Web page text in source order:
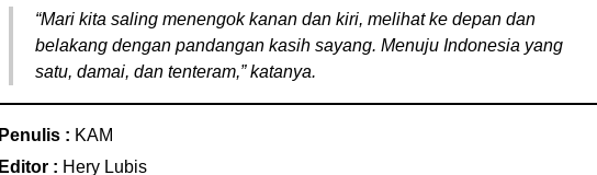
“Mari kita saling menengok kanan dan kiri, melihat ke depan dan
belakang dengan pandangan kasih sayang. Menuju Indonesia yang
satu, damai, dan tenteram,” katanya.
Penulis : KAM
Editor : Hery Lubis